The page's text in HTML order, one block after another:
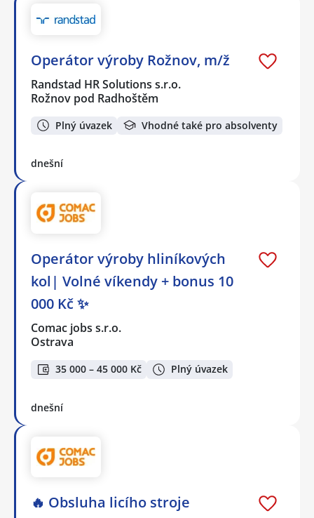
Operátor výroby Rožnov, m/ž
Randstad HR Solutions s.r.o.
Rožnov pod Radhoštěm
Plný úvazek Vhodné také pro absolventy
dnešní
Operátor výroby hliníkových
kol| Volné víkendy + bonus 10
000 Kč ✨
Comac jobs s.r.o.
Ostrava
35 000 – 45 000 Kč Plný úvazek
dnešní
🔥 Obsluha licího stroje